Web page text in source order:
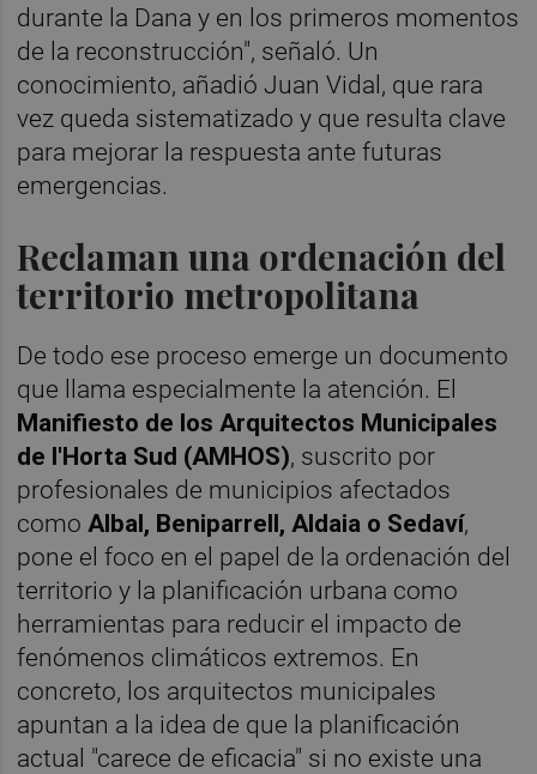
durante la Dana y en los primeros momentos
de la reconstrucción", señaló. Un
conocimiento, añadió Juan Vidal, que rara
vez queda sistematizado y que resulta clave
para mejorar la respuesta ante futuras
emergencias.
Reclaman una ordenación del
territorio metropolitana
De todo ese proceso emerge un documento
que llama especialmente la atención. El
Manifiesto de los Arquitectos Municipales
de l'Horta Sud (AMHOS), suscrito por
profesionales de municipios afectados
como Albal, Beniparrell, Aldaia o Sedaví,
pone el foco en el papel de la ordenación del
territorio y la planificación urbana como
herramientas para reducir el impacto de
fenómenos climáticos extremos. En
concreto, los arquitectos municipales
apuntan a la idea de que la planificación
actual "carece de eficacia" si no existe una